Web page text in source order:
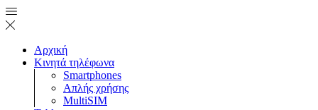
Αρχική
Κινητά τηλέφωνα
Smartphones
Απλής χρήσης
MultiSIM